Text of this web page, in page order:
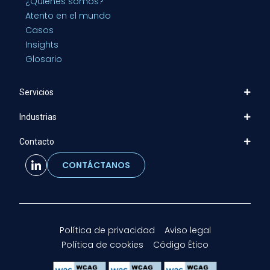
Atento en el mundo
Casos
Insights
Glosario
Servicios
Industrias
Contacto
CONTÁCTANOS
Política de privacidad
Aviso legal
Política de cookies
Código Ético